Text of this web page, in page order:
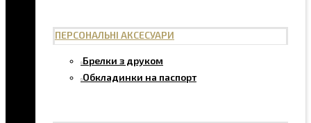
ПЕРСОНАЛЬНІ АКСЕСУАРИ
Брелки з друком
Обкладинки на паспорт